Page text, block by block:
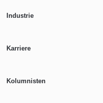
Industrie
Karriere
Kolumnisten